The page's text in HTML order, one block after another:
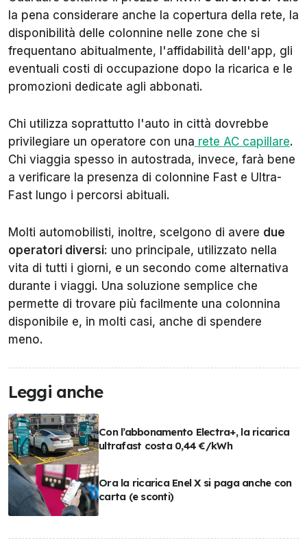
la pena considerare anche la copertura della rete, la
disponibilità delle colonnine nelle zone che si
frequentano abitualmente, l'affidabilità dell'app, gli
eventuali costi di occupazione dopo la ricarica e le
promozioni dedicate agli abbonati.
Chi utilizza soprattutto l'auto in città dovrebbe
privilegiare un operatore con una rete AC capillare.
Chi viaggia spesso in autostrada, invece, farà bene
a verificare la presenza di colonnine Fast e Ultra-
Fast lungo i percorsi abituali.
Molti automobilisti, inoltre, scelgono di avere due
operatori diversi: uno principale, utilizzato nella
vita di tutti i giorni, e un secondo come alternativa
durante i viaggi. Una soluzione semplice che
permette di trovare più facilmente una colonnina
disponibile e, in molti casi, anche di spendere
meno.
Leggi anche
Con l’abbonamento Electra+, la ricarica
ultrafast costa 0,44 €/kWh
Ora la ricarica Enel X si paga anche con
carta (e sconti)